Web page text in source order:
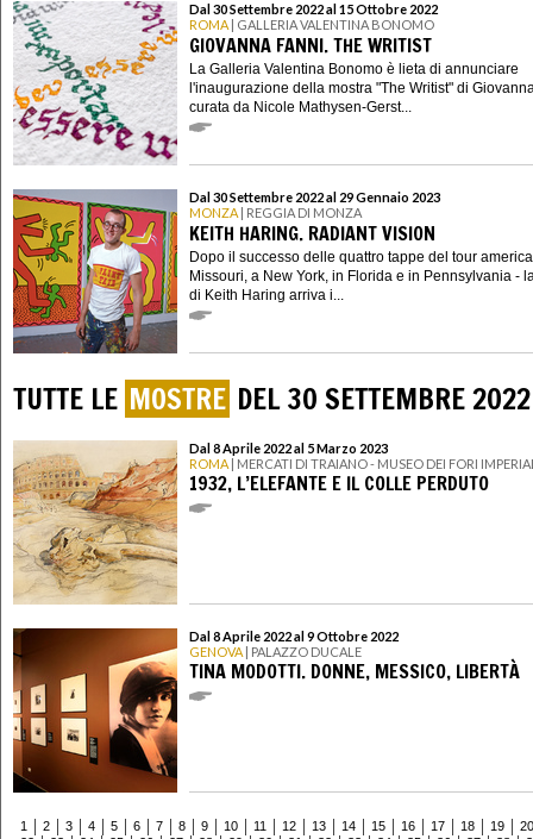
Dal 30 Settembre 2022 al 15 Ottobre 2022
ROMA | GALLERIA VALENTINA BONOMO
GIOVANNA FANNI. THE WRITIST
La Galleria Valentina Bonomo è lieta di annunciare
l'inaugurazione della mostra "The Writist" di
curata da Nicole Mathysen-Gerst...
Dal 30 Settembre 2022 al 29 Gennaio 2023
MONZA | REGGIA DI MONZA
KEITH HARING. RADIANT VISION
Dopo il successo delle quattro tappe del tour
Missouri, a New York, in Florida e in Pennsylvania -
di Keith Haring arriva i...
TUTTE LE MOSTRE DEL 30 SETTEMBRE 2022
Dal 8 Aprile 2022 al 5 Marzo 2023
ROMA | MERCATI DI TRAIANO - MUSEO DEI FORI
1932, L’ELEFANTE E IL COLLE PERDUTO
Dal 8 Aprile 2022 al 9 Ottobre 2022
GENOVA | PALAZZO DUCALE
TINA MODOTTI. DONNE, MESSICO, LIBERTÀ
1 2 3 4 5 6 7 8 9 10 11 12 13 14 15 16 17 18 19
20